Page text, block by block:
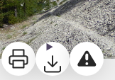
ImprimerTéléchargerSignaler